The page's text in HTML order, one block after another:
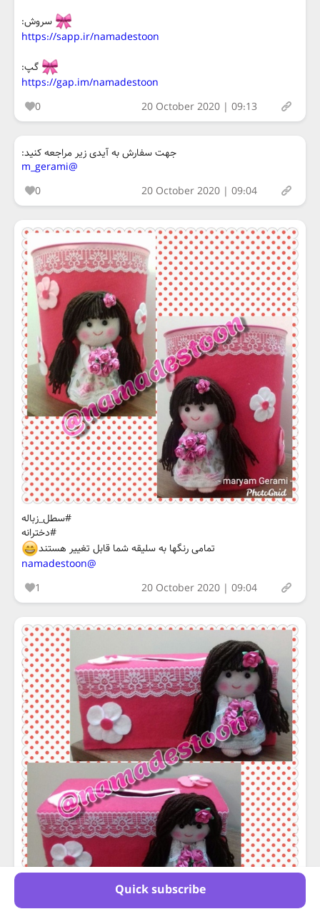
Quick subscribe
سروش:
https://sapp.ir/namadestoon
گپ:
https://gap.im/namadestoon
0
20 October 2020 | 09:13
جهت سفارش به آیدی زیر مراجعه کنید:
@m_gerami
0
20 October 2020 | 09:04
#سطل_زباله
#دخترانه
تمامی رنگها به سلیقه شما قابل تغییر هستند
@namadestoon
1
20 October 2020 | 09:04